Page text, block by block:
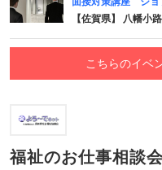
【佐賀県】 八幡小
こちらのイベ
福祉のお仕事相談